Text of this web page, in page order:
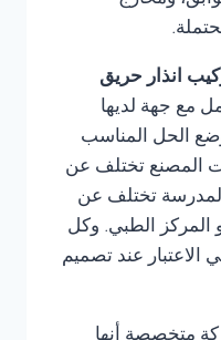
انذار حريق
مع جهة لديها
الحل المناسب
المصنع تختلف عن
تختلف عن
المركز الطبي. وكل
عند تصميم